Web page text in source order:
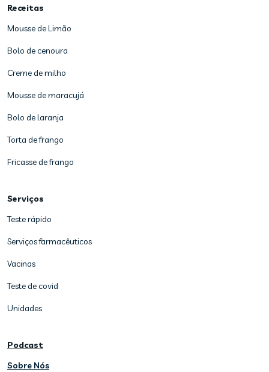
Receitas
Mousse de Limão
Bolo de cenoura
Creme de milho
Mousse de maracujá
Bolo de laranja
Torta de frango
Fricasse de frango
Serviços
Teste rápido
Serviços farmacêuticos
Vacinas
Teste de covid
Unidades
Podcast
Sobre Nós